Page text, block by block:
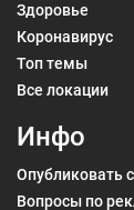
Здоровье
Коронавирус
Топ темы
Все локации
Инфо
Опубликовать
Вопросы по